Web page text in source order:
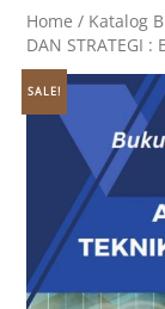
Home / Katalog
DAN STRATEGI :
SALE!